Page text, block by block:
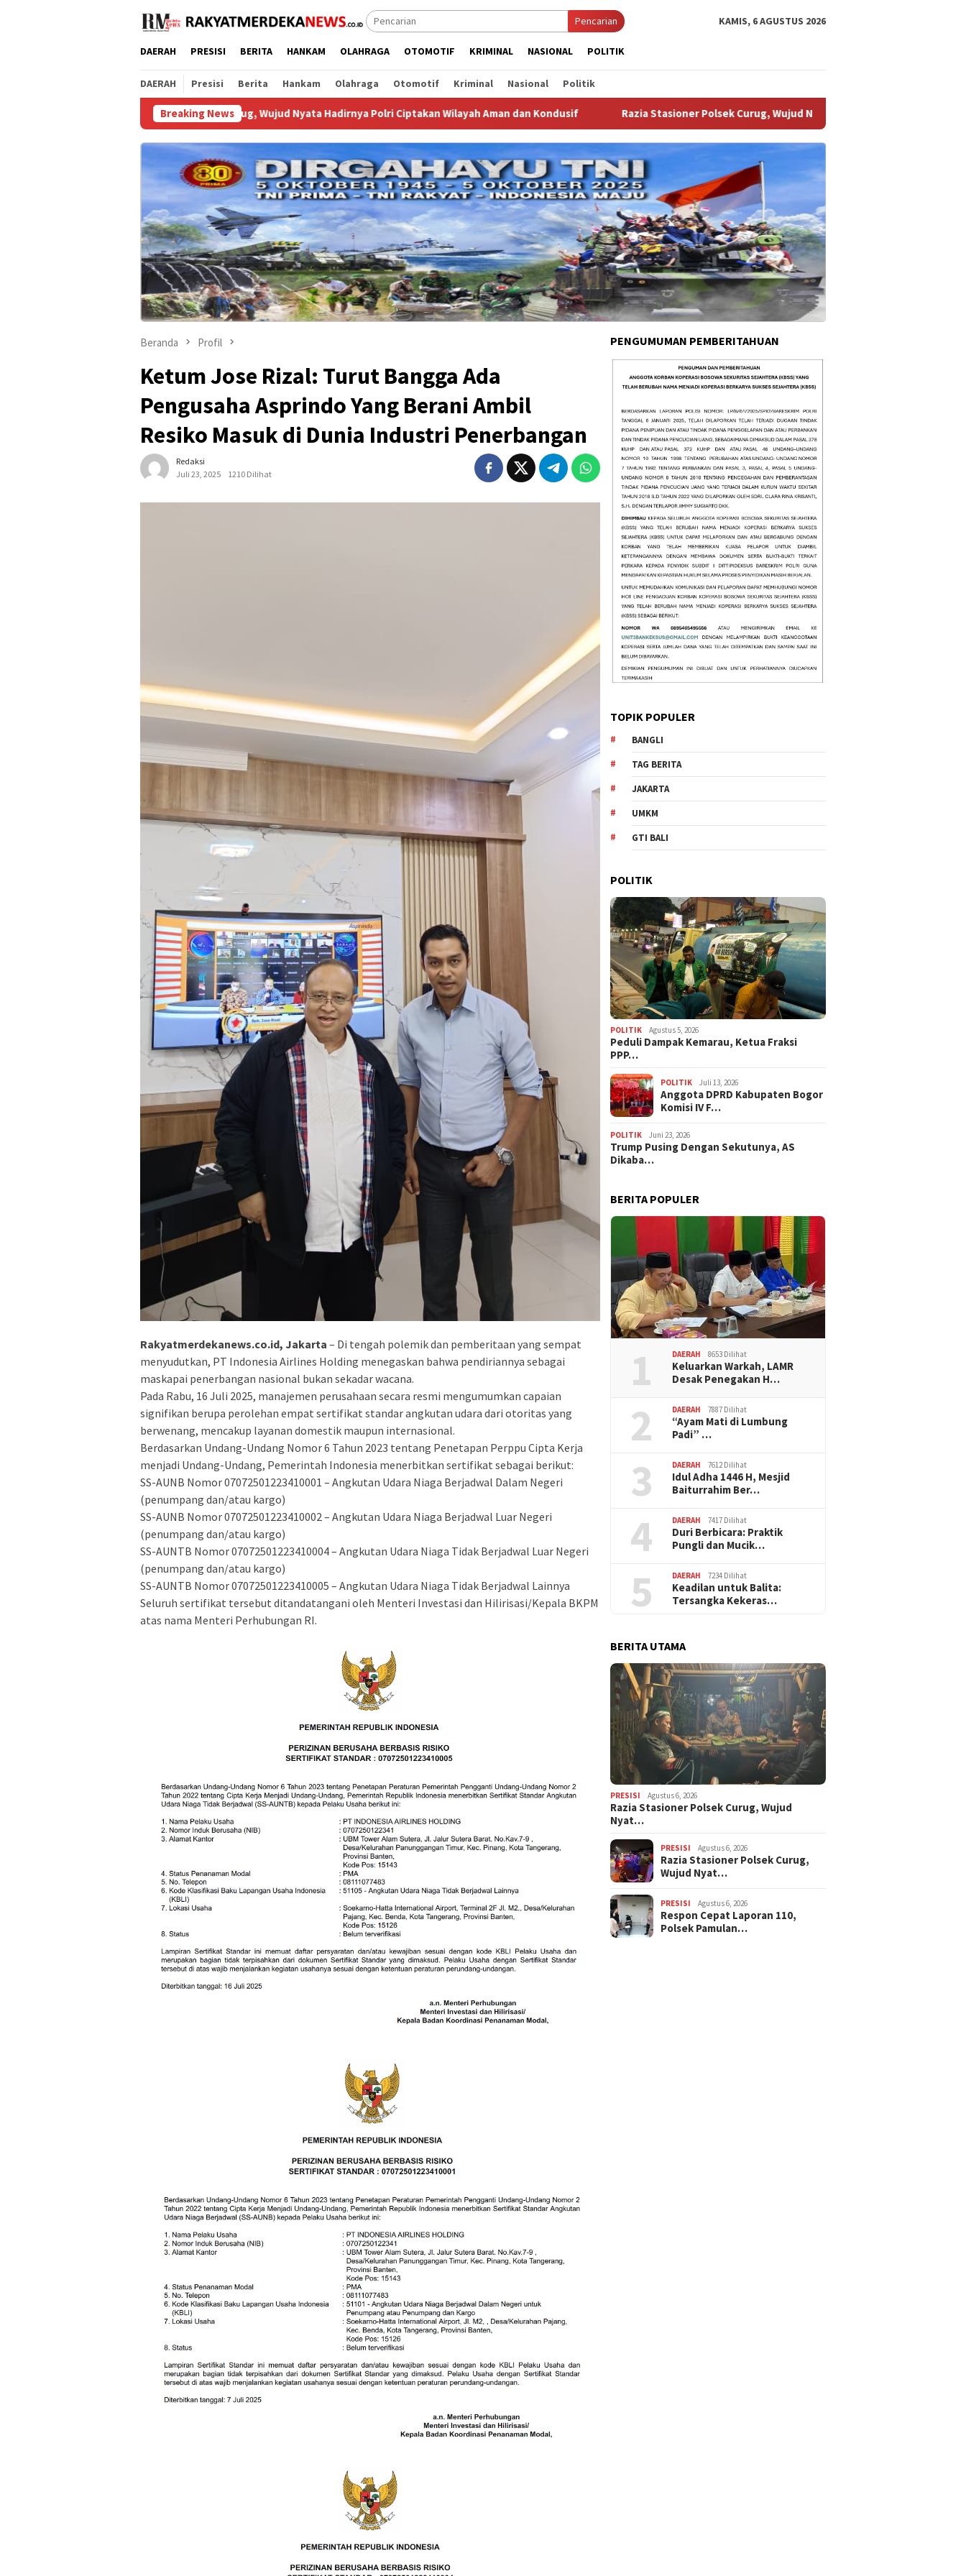
Pencarian KAMIS, 6 AGUSTUS 2026
DAERAH PRESISI BERITA HANKAM OLAHRAGA OTOMOTIF KRIMINAL NASIONAL POLITIK
DAERAH Presisi Berita Hankam Olahraga Otomotif Kriminal Nasional Politik
Breaking News
Polsek Curug, Wujud Nyata Hadirnya Polri Ciptakan Wilayah Aman dan Kondusif Razia Stasioner Polsek Curug, Wujud Nyata Hadirnya Polri Ciptakan Wilayah Aman dan Kondusif
Beranda Profil
Ketum Jose Rizal: Turut Bangga Ada
Pengusaha Asprindo Yang Berani Ambil
Resiko Masuk di Dunia Industri Penerbangan
Redaksi
Juli 23, 2025
1210 Dilihat
Rakyatmerdekanews.co.id, Jakarta – Di tengah polemik dan pemberitaan yang sempat
menyudutkan, PT Indonesia Airlines Holding menegaskan bahwa pendiriannya sebagai
maskapai penerbangan nasional bukan sekadar wacana.
Pada Rabu, 16 Juli 2025, manajemen perusahaan secara resmi mengumumkan capaian
signifikan berupa perolehan empat sertifikat standar angkutan udara dari otoritas yang
berwenang, mencakup layanan domestik maupun internasional.
Berdasarkan Undang-Undang Nomor 6 Tahun 2023 tentang Penetapan Perppu Cipta Kerja
menjadi Undang-Undang, Pemerintah Indonesia menerbitkan sertifikat sebagai berikut:
SS-AUNB Nomor 07072501223410001 – Angkutan Udara Niaga Berjadwal Dalam Negeri
(penumpang dan/atau kargo)
SS-AUNB Nomor 07072501223410002 – Angkutan Udara Niaga Berjadwal Luar Negeri
(penumpang dan/atau kargo)
SS-AUNTB Nomor 07072501223410004 – Angkutan Udara Niaga Tidak Berjadwal Luar Negeri
(penumpang dan/atau kargo)
SS-AUNTB Nomor 07072501223410005 – Angkutan Udara Niaga Tidak Berjadwal Lainnya
Seluruh sertifikat tersebut ditandatangani oleh Menteri Investasi dan Hilirisasi/Kepala BKPM
atas nama Menteri Perhubungan RI.
PENGUMUMAN PEMBERITAHUAN
TOPIK POPULER
BANGLI
TAG BERITA
JAKARTA
UMKM
GTI BALI
POLITIK
POLITIK Agustus 5, 2026
‎Peduli Dampak Kemarau, Ketua Fraksi
PPP…
POLITIK Juli 13, 2026
Anggota DPRD Kabupaten Bogor
Komisi IV F…
POLITIK Juni 23, 2026
Trump Pusing Dengan Sekutunya, AS
Dikaba…
BERITA POPULER
1 DAERAH 8653 Dilihat
Keluarkan Warkah, LAMR
Desak Penegakan H…
2 DAERAH 7887 Dilihat
“Ayam Mati di Lumbung
Padi” …
3 DAERAH 7612 Dilihat
Idul Adha 1446 H, Mesjid
Baiturrahim Ber…
4 DAERAH 7417 Dilihat
Duri Berbicara: Praktik
Pungli dan Mucik…
5 DAERAH 7234 Dilihat
Keadilan untuk Balita:
Tersangka Kekeras…
BERITA UTAMA
PRESISI Agustus 6, 2026
Razia Stasioner Polsek Curug, Wujud
Nyat…
PRESISI Agustus 6, 2026
Razia Stasioner Polsek Curug,
Wujud Nyat…
PRESISI Agustus 6, 2026
Respon Cepat Laporan 110,
Polsek Pamulan…